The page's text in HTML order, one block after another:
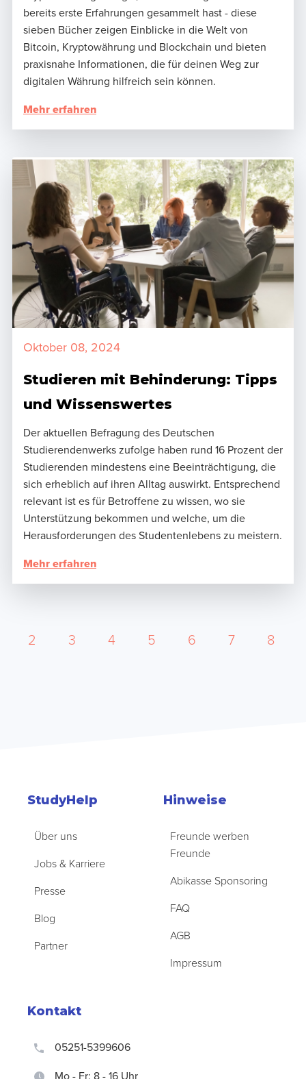
bereits erste Erfahrungen gesammelt hast - diese
sieben Bücher zeigen Einblicke in die Welt von
Bitcoin, Kryptowährung und Blockchain und bieten
praxisnahe Informationen, die für deinen Weg zur
digitalen Währung hilfreich sein können.
Mehr erfahren
Oktober 08, 2024
Studieren mit Behinderung: Tipps
und Wissenswertes
Der aktuellen Befragung des Deutschen
Studierendenwerks zufolge haben rund 16 Prozent der
Studierenden mindestens eine Beeinträchtigung, die
sich erheblich auf ihren Alltag auswirkt. Entsprechend
relevant ist es für Betroffene zu wissen, wo sie
Unterstützung bekommen und welche, um die
Herausforderungen des Studentenlebens zu meistern.
Mehr erfahren
2 3 4 5 6 7 8
StudyHelp
Über uns
Jobs & Karriere
Presse
Blog
Partner
Hinweise
Freunde werben
Freunde
Abikasse Sponsoring
FAQ
AGB
Impressum
Kontakt
05251-5399606
Mo - Fr: 8 - 16 Uhr